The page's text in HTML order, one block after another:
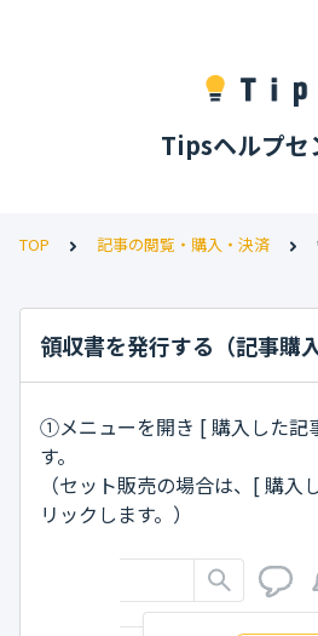
Tipsヘルプセ
TOP 記事の閲覧・購入・決済
領収書を発行する（記事購
①メニューを開き [ 購入した記
す。
（セット販売の場合は、[ 購入
リックします。）